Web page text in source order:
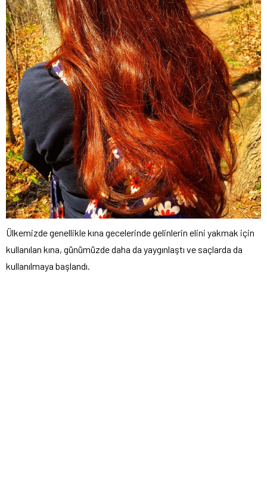
Ülkemizde genellikle kına gecelerinde gelinlerin elini yakmak için
kullanılan kına, günümüzde daha da yaygınlaştı ve saçlarda da
kullanılmaya başlandı.